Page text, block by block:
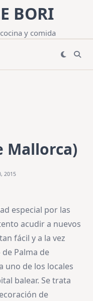
BORI
y comida
Mallorca)
2015
especial por las
acudir a nuevos
fácil y a la vez
de Palma de
uno de los locales
balear. Se trata
de